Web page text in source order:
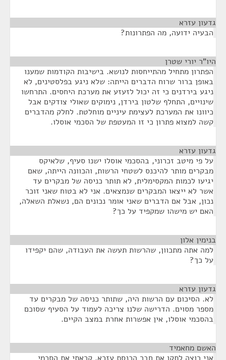
גדעון עזרא
הבעיה ידועה, מה הפתרונות?
היו"ר יורי שטרן
הפתרון מתחיל מהתייחסות לנושא. בישיבות הקודמות שמענו
באופן ברור שרוח הדברים הייתה: שלא ניגע בפלסטינים, לא
ניגע בירדנים כי זה יכול לזעזע את מערכת היחסים. התרחשו
שינויים, התחלף שלטון בירדן, נימוקים שאולי צודקים אבל
כיוונו את המערכת לעצימת עיניים מוחלטת. לחלק מהדברים
קשה למצוא פתרון כי זו המעטפת של הסכמי אוסלו.
גדעון עזרא
על פי מיטב זכרוני, בהסכמי אוסלו ישנו סעיף, שלאיקס
מבקרים מותר להיכנס לשטחי הרשות, והכוונה הייתה, שאם
יגיעו לכמות המקסימלית, לא תותר כניסה של מבקרים עד
אשר לא ייצאו המבקרים שנמצאים. אני לא בטוח שאני זוכר
נכון, אבל אם הדברים שאני אומר נכונים הם, נשאלת השאלה,
האם יש מישהו שמקפיד על כך?
בנימין אלון
למה אתה מתכוון, שהרשות תעשה את העבודה, שהם יקפידו
על כך?
גדעון עזרא
לא. הסיכום עם הרשות היה, שתותר כניסה של מבקרים עד
מספר מסוים. הדרישה שלנו צריכה לעמוד על הסעיף שסוכם
בהסכמי אוסלו, אין אפשרות אחרת במצב הקיים.
האשם מחאמיד